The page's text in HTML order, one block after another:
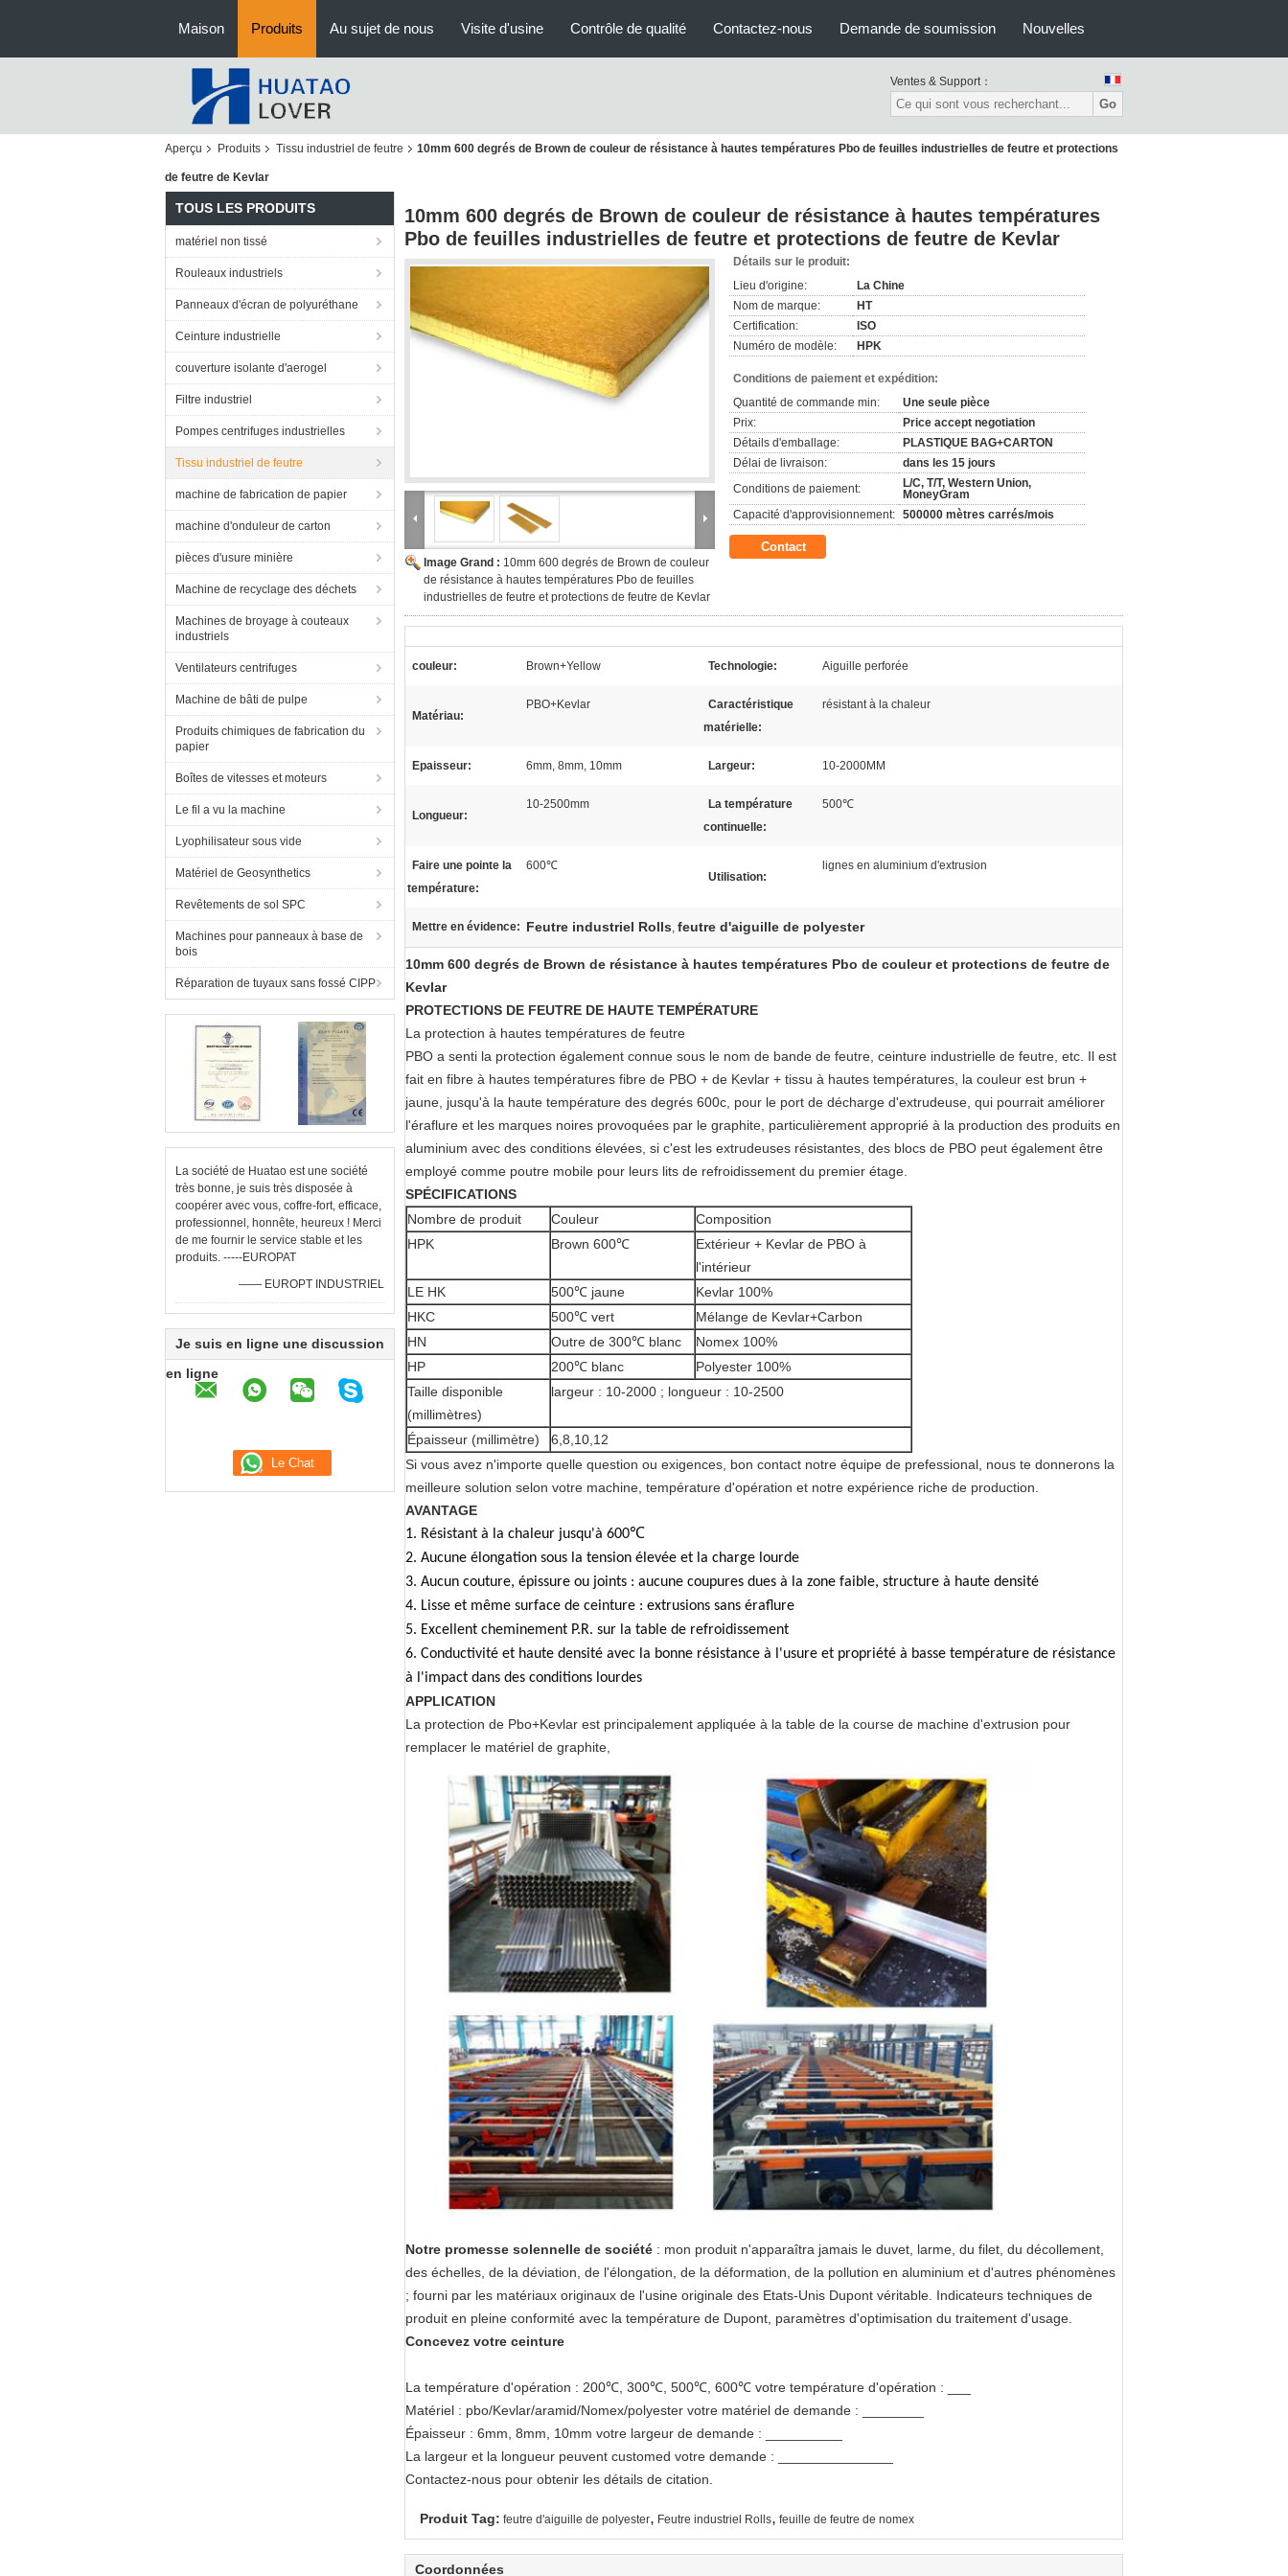
Maison Produits Au sujet de nous Visite d'usine Contrôle de qualité Contactez-nous Demande de soumission Nouvelles
Ventes & Support：
Go
Aperçu Produits Tissu industriel de feutre 10mm 600 degrés de Brown de couleur de résistance à hautes températures Pbo de feuilles industrielles de feutre et protections
de feutre de Kevlar
TOUS LES PRODUITS
matériel non tissé
Rouleaux industriels
Panneaux d'écran de polyuréthane
Ceinture industrielle
couverture isolante d'aerogel
Filtre industriel
Pompes centrifuges industrielles
Tissu industriel de feutre
machine de fabrication de papier
machine d'onduleur de carton
pièces d'usure minière
Machine de recyclage des déchets
Machines de broyage à couteaux
industriels
Ventilateurs centrifuges
Machine de bâti de pulpe
Produits chimiques de fabrication du
papier
Boîtes de vitesses et moteurs
Le fil a vu la machine
Lyophilisateur sous vide
Matériel de Geosynthetics
Revêtements de sol SPC
Machines pour panneaux à base de
bois
Réparation de tuyaux sans fossé CIPP
La société de Huatao est une société
très bonne, je suis très disposée à
coopérer avec vous, coffre-fort, efficace,
professionnel, honnête, heureux ! Merci
de me fournir le service stable et les
produits. -----EUROPAT
—— EUROPT INDUSTRIEL
Je suis en ligne une discussion
en ligne
10mm 600 degrés de Brown de couleur de résistance à hautes températures
Pbo de feuilles industrielles de feutre et protections de feutre de Kevlar
Image Grand : 10mm 600 degrés de Brown de couleur
de résistance à hautes températures Pbo de feuilles
industrielles de feutre et protections de feutre de Kevlar
Détails sur le produit:
Lieu d'origine:
La Chine
Nom de marque:
HT
Certification:
ISO
Numéro de modèle:
HPK
Conditions de paiement et expédition:
Quantité de commande min:
Une seule pièce
Prix:
Price accept negotiation
Détails d'emballage:
PLASTIQUE BAG+CARTON
Délai de livraison:
dans les 15 jours
Conditions de paiement:
L/C, T/T, Western Union,
MoneyGram
Capacité d'approvisionnement: 500000 mètres carrés/mois
Contact
couleur: Brown+Yellow Technologie: Aiguille perforée
Matériau:
PBO+Kevlar
Caractéristique
matérielle:
résistant à la chaleur
Epaisseur: 6mm, 8mm, 10mm Largeur: 10-2000MM
Longueur:
10-2500mm
La température
continuelle:
500℃
Faire une pointe la
température:
600℃
Utilisation:
lignes en aluminium d'extrusion
Mettre en évidence: Feutre industriel Rolls, feutre d'aiguille de polyester
10mm 600 degrés de Brown de résistance à hautes températures Pbo de couleur et protections de feutre de
Kevlar
PROTECTIONS DE FEUTRE DE HAUTE TEMPÉRATURE
La protection à hautes températures de feutre
PBO a senti la protection également connue sous le nom de bande de feutre, ceinture industrielle de feutre, etc. Il est
fait en fibre à hautes températures fibre de PBO + de Kevlar + tissu à hautes températures, la couleur est brun +
jaune, jusqu'à la haute température des degrés 600c, pour le port de décharge d'extrudeuse, qui pourrait améliorer
l'éraflure et les marques noires provoquées par le graphite, particulièrement approprié à la production des produits en
aluminium avec des conditions élevées, si c'est les extrudeuses résistantes, des blocs de PBO peut également être
employé comme poutre mobile pour leurs lits de refroidissement du premier étage.
SPÉCIFICATIONS
Nombre de produit
Couleur
Composition
HPK
Brown 600℃
Extérieur + Kevlar de PBO à
l'intérieur
LE HK
500℃ jaune
Kevlar 100%
HKC
500℃ vert
Mélange de Kevlar+Carbon
HN
Outre de 300℃ blanc
Nomex 100%
HP
200℃ blanc
Polyester 100%
Taille disponible
(millimètres)
largeur : 10-2000 ; longueur : 10-2500
Épaisseur (millimètre)
6,8,10,12
Si vous avez n'importe quelle question ou exigences, bon contact notre équipe de prefessional, nous te donnerons la
meilleure solution selon votre machine, température d'opération et notre expérience riche de production.
AVANTAGE
1. Résistant à la chaleur jusqu'à 600℃
2. Aucune élongation sous la tension élevée et la charge lourde
3. Aucun couture, épissure ou joints : aucune coupures dues à la zone faible, structure à haute densité
4. Lisse et même surface de ceinture : extrusions sans éraflure
5. Excellent cheminement P.R. sur la table de refroidissement
6. Conductivité et haute densité avec la bonne résistance à l'usure et propriété à basse température de résistance
à l'impact dans des conditions lourdes
APPLICATION
La protection de Pbo+Kevlar est principalement appliquée à la table de la course de machine d'extrusion pour
remplacer le matériel de graphite,
Notre promesse solennelle de société : mon produit n'apparaîtra jamais le duvet, larme, du filet, du décollement,
des échelles, de la déviation, de l'élongation, de la déformation, de la pollution en aluminium et d'autres phénomènes
; fourni par les matériaux originaux de l'usine originale des Etats-Unis Dupont véritable. Indicateurs techniques de
produit en pleine conformité avec la température de Dupont, paramètres d'optimisation du traitement d'usage.
Concevez votre ceinture
La température d'opération : 200℃, 300℃, 500℃, 600℃ votre température d'opération : ___
Matériel : pbo/Kevlar/aramid/Nomex/polyester votre matériel de demande : ________
Épaisseur : 6mm, 8mm, 10mm votre largeur de demande : __________
La largeur et la longueur peuvent customed votre demande : _______________
Contactez-nous pour obtenir les détails de citation.
Produit Tag: feutre d'aiguille de polyester, Feutre industriel Rolls, feuille de feutre de nomex
Coordonnées